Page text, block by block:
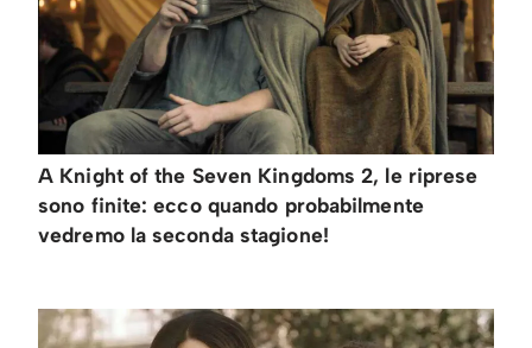
A Knight of the Seven Kingdoms 2, le riprese
sono finite: ecco quando probabilmente
vedremo la seconda stagione!